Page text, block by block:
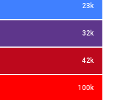
23k
32k
42k
100k